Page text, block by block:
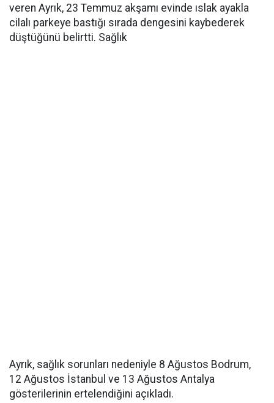
veren Ayrık, 23 Temmuz akşamı evinde ıslak ayakla
cilalı parkeye bastığı sırada dengesini kaybederek
düştüğünü belirtti. Sağlık
Ayrık, sağlık sorunları nedeniyle 8 Ağustos Bodrum,
12 Ağustos İstanbul ve 13 Ağustos Antalya
gösterilerinin ertelendiğini açıkladı.